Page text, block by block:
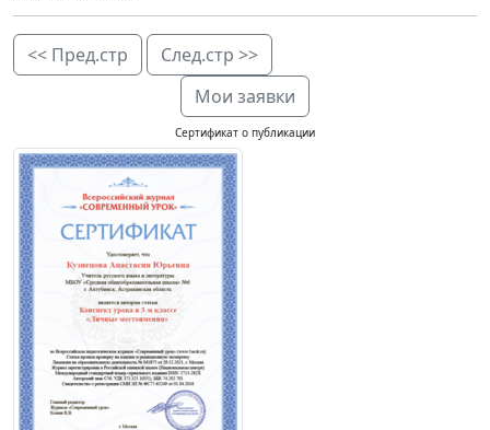
<< Пред.стр
След.стр >>
Мои заявки
Сертификат о публикации